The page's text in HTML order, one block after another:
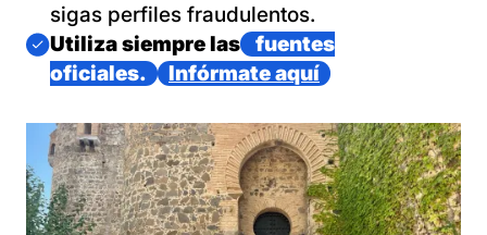
sigas perfiles fraudulentos.
Imagen
Utiliza siempre las
fuentes
oficiales.
Infórmate aquí